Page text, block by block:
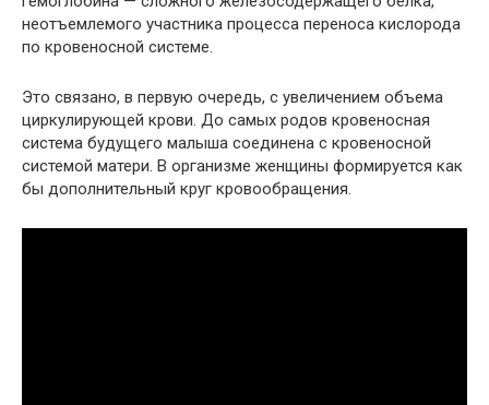
неотъемлемого участника процесса переноса кислорода
по кровеносной системе.
Это связано, в первую очередь, с увеличением объема
циркулирующей крови. До самых родов кровеносная
система будущего малыша соединена с кровеносной
системой матери. В организме женщины формируется как
бы дополнительный круг кровообращения.